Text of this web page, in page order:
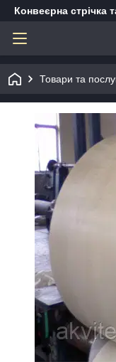
Конвеєрна стрічка
Товари та